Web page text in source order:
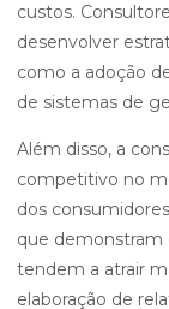
custos.
desenvolver
como a adoção
de sistemas de
Além disso, a
competitivo no
dos
que demonstram
tendem a atrair
elaboração de